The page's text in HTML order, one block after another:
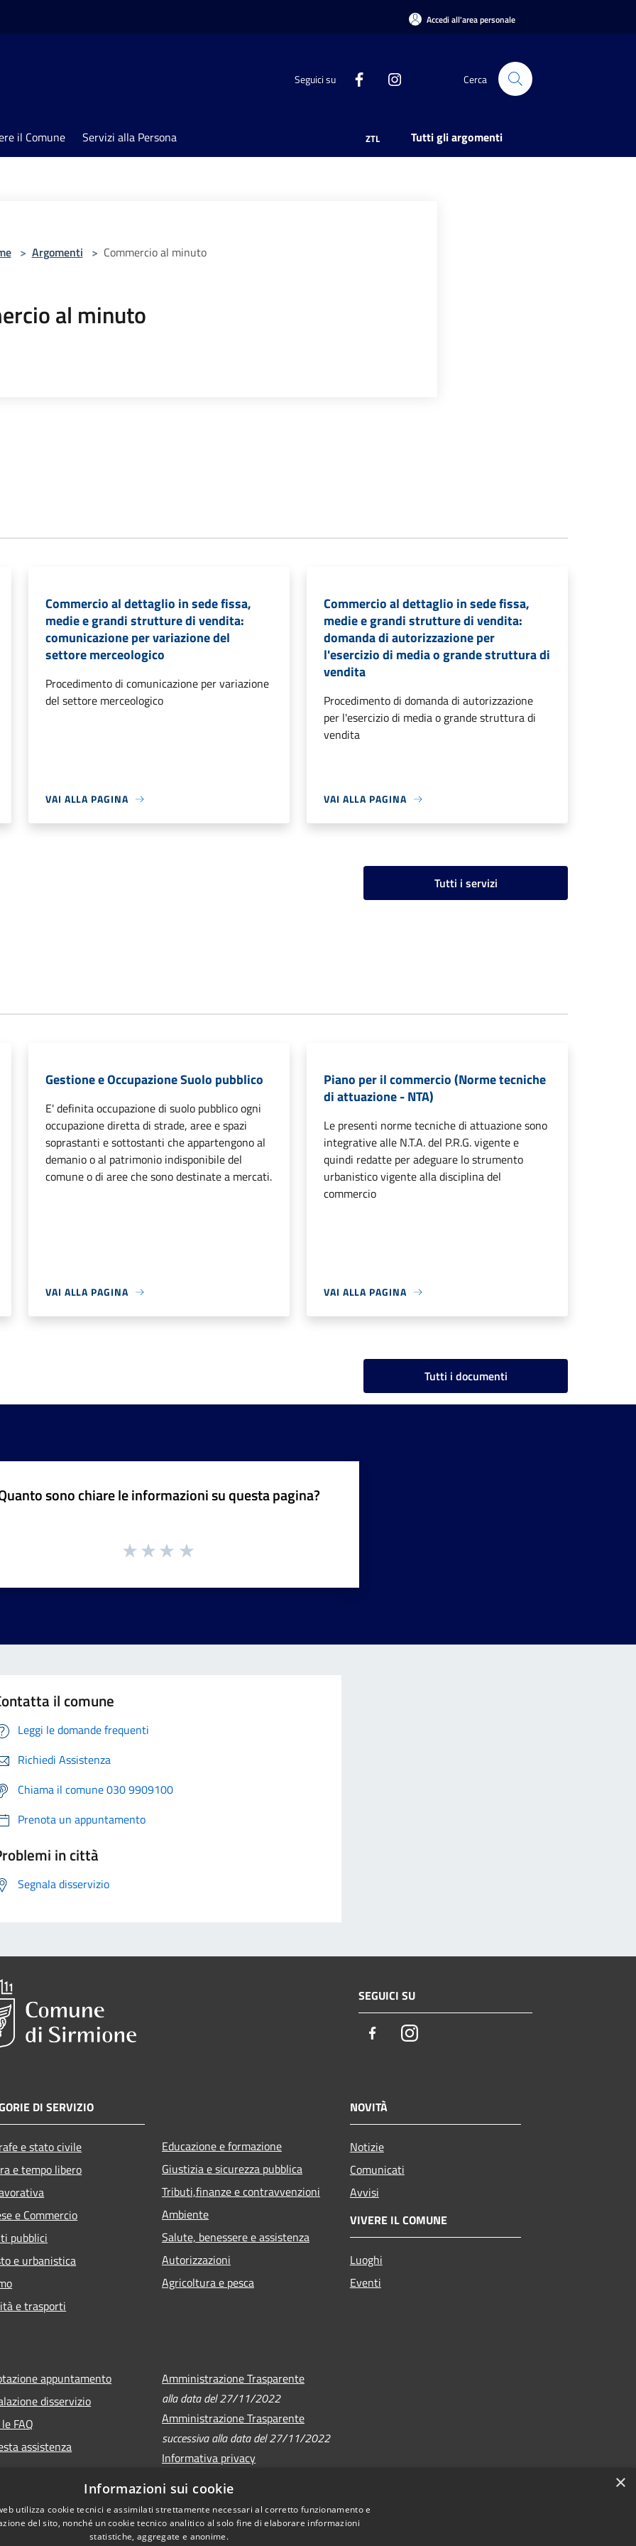
Accedi all'area personale
Seguici su Cerca
il Comune Servizi alla Persona ZTL Tutti gli argomenti
> Argomenti > Commercio al minuto
al minuto
Commercio al dettaglio in sede fissa,
medie e grandi strutture di vendita:
comunicazione per variazione del
settore merceologico
Procedimento di comunicazione per variazione
del settore merceologico
VAI ALLA PAGINA
Commercio al dettaglio in sede fissa,
medie e grandi strutture di vendita:
domanda di autorizzazione per
l'esercizio di media o grande struttura di
vendita
Procedimento di domanda di autorizzazione
per l'esercizio di media o grande struttura di
vendita
VAI ALLA PAGINA
Tutti i servizi
Gestione e Occupazione Suolo pubblico
E' definita occupazione di suolo pubblico ogni
occupazione diretta di strade, aree e spazi
soprastanti e sottostanti che appartengono al
demanio o al patrimonio indisponibile del
comune o di aree che sono destinate a mercati.
VAI ALLA PAGINA
Piano per il commercio (Norme tecniche
di attuazione - NTA)
Le presenti norme tecniche di attuazione sono
integrative alle N.T.A. del P.R.G. vigente e
quindi redatte per adeguare lo strumento
urbanistico vigente alla disciplina del
commercio
VAI ALLA PAGINA
Tutti i documenti
sono chiare le informazioni su questa pagina?
il comune
Leggi le domande frequenti
Richiedi Assistenza
Chiama il comune 030 9909100
Prenota un appuntamento
in città
Segnala disservizio
SEGUICI SU
FacebookInstagram
DI SERVIZIO
e stato civile
e tempo libero
e Commercio
pubblici
e urbanistica
e trasporti
Educazione e formazione
Giustizia e sicurezza pubblica
Tributi,finanze e contravvenzioni
Ambiente
Salute, benessere e assistenza
Autorizzazioni
Agricoltura e pesca
NOVITÀ
Notizie
Comunicati
Avvisi
VIVERE IL COMUNE
Luoghi
Eventi
appuntamento
disservizio
FAQ
assistenza
Amministrazione Trasparente
alla data del 27/11/2022
Amministrazione Trasparente
successiva alla data del 27/11/2022
Informativa privacy
Note legali
Dichiarazione di accessibilità
×
Informazioni sui cookie
utilizza cookie tecnici e assimilati strettamente necessari al corretto funzionamento e
del sito, nonché un cookie tecnico analitico al solo fine di elaborare informazioni
statistiche, aggregate e anonime.